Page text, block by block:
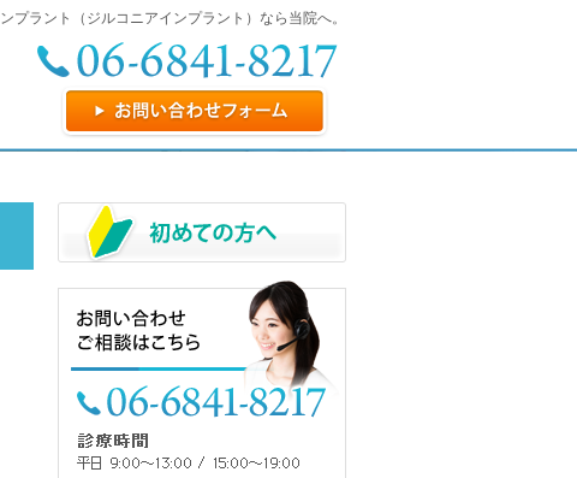
プラント（ジルコニアインプラント）なら当院へ。